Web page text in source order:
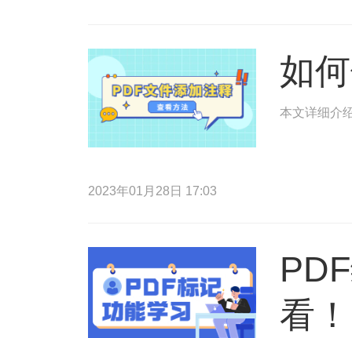
如
本文详细介
2023年01月28日 17:03
看！